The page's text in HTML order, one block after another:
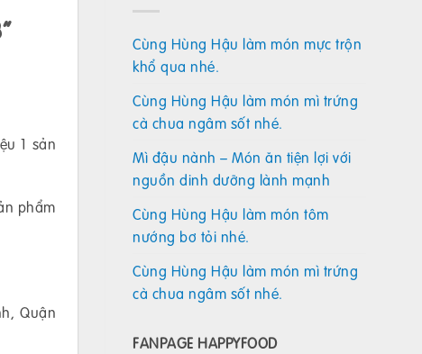
1 sản
phẩm
Quận
Cùng Hùng Hậu làm món mực trộn
khổ qua nhé.
Cùng Hùng Hậu làm món mì trứng
cà chua ngâm sốt nhé.
Mì đậu nành – Món ăn tiện lợi với
nguồn dinh dưỡng lành mạnh
Cùng Hùng Hậu làm món tôm
nướng bơ tỏi nhé.
Cùng Hùng Hậu làm món mì trứng
cà chua ngâm sốt nhé.
FANPAGE HAPPYFOOD